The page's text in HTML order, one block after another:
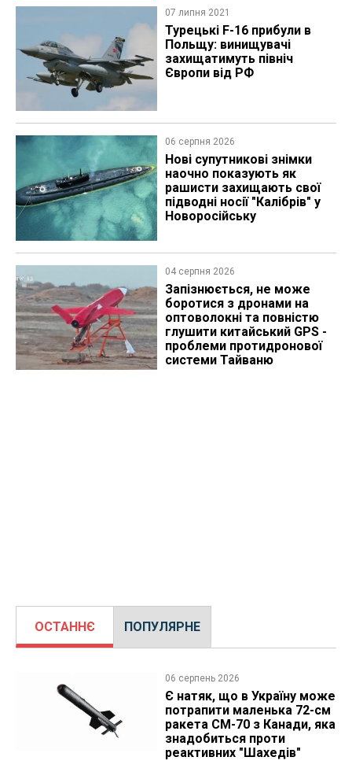
07 липня 2021
Турецькі F-16 прибули в
Польщу: винищувачі
захищатимуть північ
Європи від РФ
06 серпня 2026
Нові супутникові знімки
наочно показують як
рашисти захищають свої
підводні носії "Калібрів" у
Новоросійську
04 серпня 2026
Запізнюється, не може
боротися з дронами на
оптоволокні та повністю
глушити китайський GPS -
проблеми протидронової
системи Тайваню
ОСТАННЄ ПОПУЛЯРНЕ
06 серпень 2026
Є натяк, що в Україну може
потрапити маленька 72-см
ракета CM-70 з Канади, яка
знадобиться проти
реактивних "Шахедів"